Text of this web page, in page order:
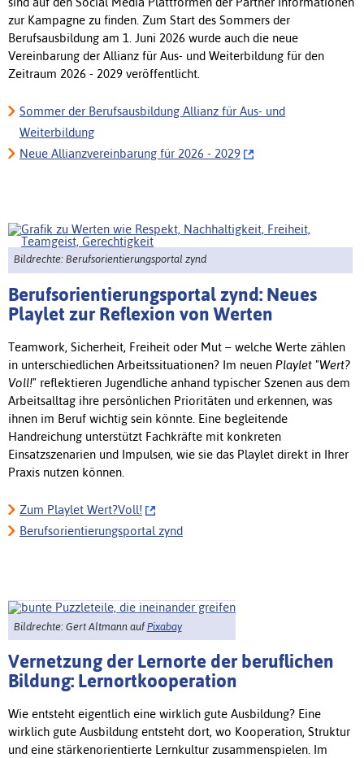
zur Kampagne zu finden. Zum Start des Sommers der
Berufsausbildung am 1. Juni 2026 wurde auch die neue
Vereinbarung der Allianz für Aus- und Weiterbildung für den
Zeitraum 2026 - 2029 veröffentlicht.
Sommer der Berufsausbildung Allianz für Aus- und
Weiterbildung
Neue Allianzvereinbarung für 2026 - 2029
Bildrechte: Berufsorientierungsportal zynd
Berufsorientierungsportal zynd: Neues
Playlet zur Reflexion von Werten
Teamwork, Sicherheit, Freiheit oder Mut – welche Werte zählen
in unterschiedlichen Arbeitssituationen? Im neuen Playlet "Wert?
Voll!" reflektieren Jugendliche anhand typischer Szenen aus dem
Arbeitsalltag ihre persönlichen Prioritäten und erkennen, was
ihnen im Beruf wichtig sein könnte. Eine begleitende
Handreichung unterstützt Fachkräfte mit konkreten
Einsatzszenarien und Impulsen, wie sie das Playlet direkt in Ihrer
Praxis nutzen können.
Zum Playlet Wert?Voll!
Berufsorientierungsportal zynd
Bildrechte: Gert Altmann aufPixabay
Vernetzung der Lernorte der beruflichen
Bildung: Lernortkooperation
Wie entsteht eigentlich eine wirklich gute Ausbildung? Eine
wirklich gute Ausbildung entsteht dort, wo Kooperation, Struktur
und eine stärkenorientierte Lernkultur zusammenspielen. Im